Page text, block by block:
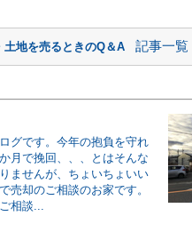
地を売るときのQ＆A 記事一覧
グです。今年の抱負を守れ
月で挽回、、、とはそんな
ませんが、ちょいちょいい
売却のご相談のお家です。
相談...